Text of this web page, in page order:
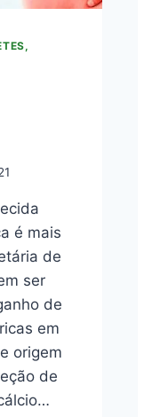
é mais
de
ser
de
em
origem
de